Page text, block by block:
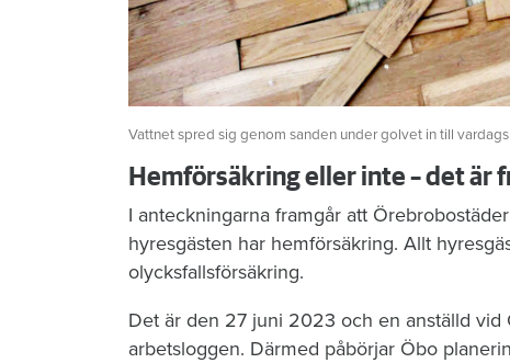
Vattnet spred sig genom sanden under golvet in till
Hemförsäkring eller inte – det är
I anteckningarna framgår att
hyresgästen har hemförsäkring. Allt
olycksfallsförsäkring.
Det är den 27 juni 2023 och en anställd vid
arbetsloggen. Därmed påbörjar Öbo